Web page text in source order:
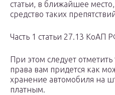
статьи, в ближайшее
средство таких
Часть 1 статьи 27.13 КоАП
При этом следует
права вам придется как
хранение автомобиля на
платным.